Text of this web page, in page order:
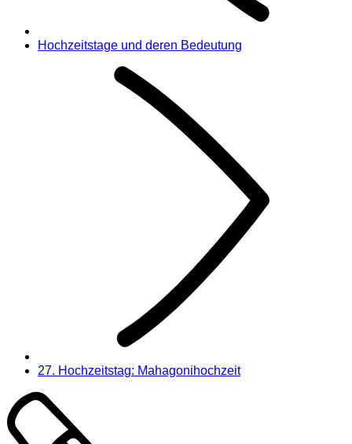
Hochzeitstage und deren Bedeutung
27. Hochzeitstag: Mahagonihochzeit